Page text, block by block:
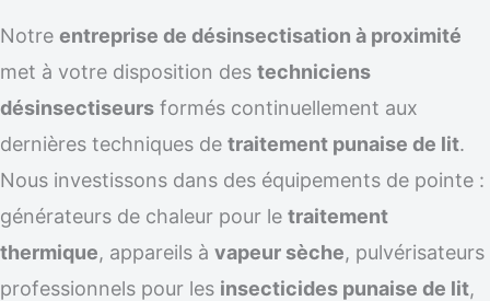
Notre entreprise de désinsectisation à proximité
met à votre disposition des techniciens
désinsectiseurs formés continuellement aux
dernières techniques de traitement punaise de lit.
Nous investissons dans des équipements de pointe :
générateurs de chaleur pour le traitement
thermique, appareils à vapeur sèche, pulvérisateurs
professionnels pour les insecticides punaise de lit,